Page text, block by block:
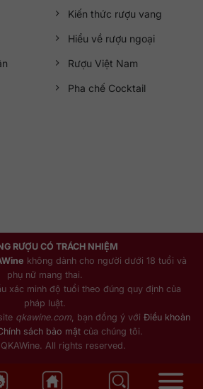
Kiến thức rượu vang
Hiểu về rượu ngoại
Rượu Việt Nam
Pha chế Cocktail
RƯỢU CÓ TRÁCH NHIỆM
không dành cho người dưới 18 tuổi và
phụ nữ mang thai.
xác minh độ tuổi theo đúng quy định của
pháp luật.
qkawine.com , bạn đồng ý với Điều khoản
sách bảo mậtcủa chúng tôi.
All rights reserved.